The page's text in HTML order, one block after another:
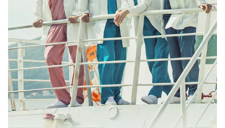
THỜI BÁO VTV
Theo dõi báo trên
Cơ quan chủ quản:Đài Truyền hình Việt Nam